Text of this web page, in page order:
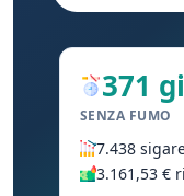
371
SENZA FUMO
7.438
3.161,53 €